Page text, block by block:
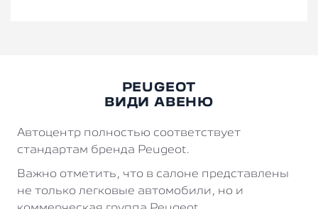
PEUGEOT
ВИДИ АВЕНЮ
Автоцентр полностью соответствует
стандартам бренда Peugeot.
Важно отметить, что в салоне представлены
не только легковые автомобили, но и